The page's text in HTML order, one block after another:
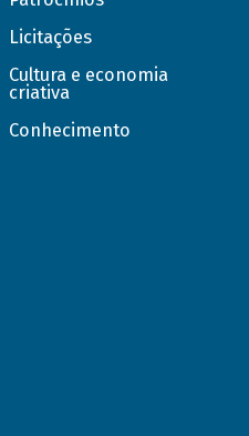
Licitações
Cultura e economia
criativa
Conhecimento